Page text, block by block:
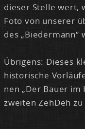
die­ser Stel­le wert,
Fo­to von un­se­rer
des „Bie­der­mann“
Üb­ri­gens: Die­ses
his­to­ri­sche
nen „Der Bau­er
zwei­ten Zeh­Deh